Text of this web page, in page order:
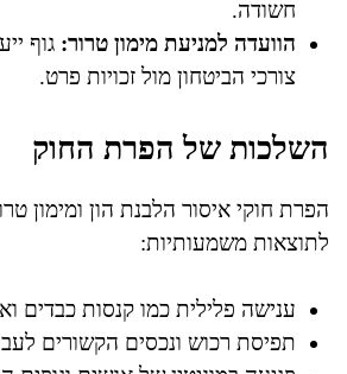
חשודה.
הוועדה למניעת מימון טרור: גוף
צורכי הביטחון מול זכויות פרט.
השלכות של הפרת החוק
הפרת חוקי איסור הלבנת הון ומימון
לתוצאות משמעותיות:
ענישה פלילית כמו קנסות כבדים
תפיסת רכוש ונכסים הקשורים